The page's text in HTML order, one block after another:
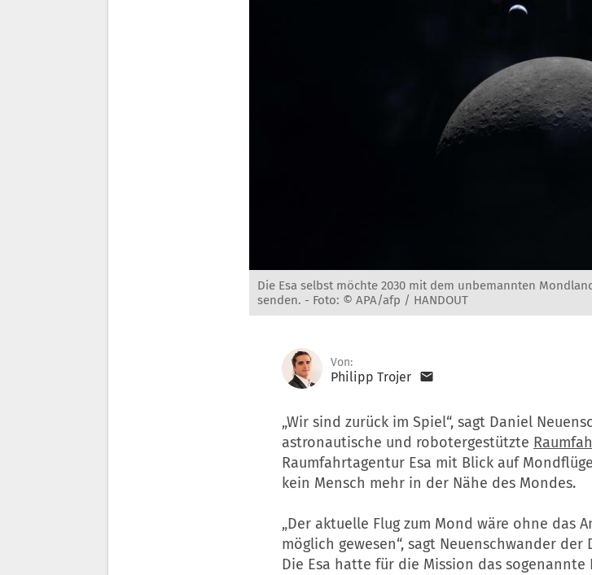
Die Esa selbst möchte 2030 mit dem unbemannten
senden. - Foto: © APA/afp / HANDOUT
Von:
Philipp Trojer
„Wir sind zurück im Spiel“, sagt Daniel
astronautische und robotergestützte
Raumfahrtagentur Esa mit Blick auf
kein Mensch mehr in der Nähe des Mondes.
„Der aktuelle Flug zum Mond wäre ohne das
möglich gewesen“, sagt Neuenschwander der
Die Esa hatte für die Mission das sogenannte